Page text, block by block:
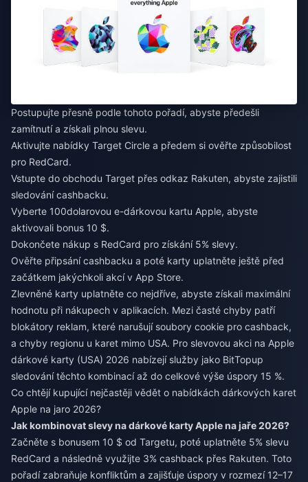
Postupujte přesně podle tohoto pořadí, abyste předešli
zamítnutí a získali plnou slevu.
Aktivujte nabídky Target Circle a předem si ověřte způsobilost
pro RedCard.
Vstupte do obchodu Target přes odkaz Rakuten, abyste zajistili
sledování cashbacku.
Vyberte 100dolarovou e-dárkovou kartu Apple, abyste
aktivovali bonus 10 $.
Dokončete nákup s RedCard pro získání 5% slevy.
Ověřte připsání cashbacku a poté karty uplatněte ještě před
začátkem jakýchkoli akcí v App Store.
Zlevněné karty uplatněte co nejdříve, abyste získali maximální
hodnotu při nákupech v aplikacích. Mezi časté chyby patří
blokátory reklam, které narušují soubory cookie pro cashback,
a chyby regionu u karet mimo USA. Pro slevovou akci na Apple
dárkové karty (USA) 2026 nabízejí služby jako BitTopup
sledování těchto kombinací až do celkové výše úspory 15 %.
Co chtějí kupující nejčastěji vědět o nabídkách dárkových karet
Apple na jaro 2026?
Jak kombinovat slevy na dárkové karty Apple na jaře 2026?
Začněte s bonusem 10 $ od Targetu, poté uplatněte 5% slevu
RedCard a následně využijte 3% cashback přes Rakuten. Toto
pořadí zabraňuje konfliktům a zajišťuje úspory v rozmezí 12–17